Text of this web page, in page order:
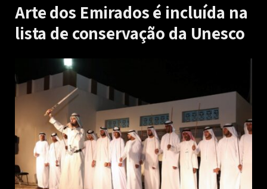
Arte dos Emirados é incluída na
lista de conservação da Unesco